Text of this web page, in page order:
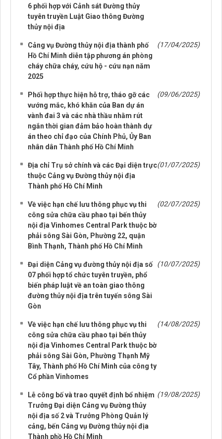
6 phối hợp với Cảnh sát Đường thủy
tuyên truyền Luật Giao thông Đường
thủy nội địa
Cảng vụ Đường thủy nội địa thành phố
Hồ Chí Minh diễn tập phương án phòng
cháy chữa cháy, cứu hộ - cứu nạn năm
2025
(17/04/2025)
Phối hợp thực hiện hỗ trợ, tháo gỡ các
vướng mắc, khó khăn của Ban dự án
vành đai 3 và các nhà thầu nhằm rút
ngắn thời gian đảm bảo hoàn thành dự
án theo chỉ đạo của Chính Phủ, Ủy Ban
nhân dân Thành phố Hồ Chí Minh
(09/06/2025)
Địa chỉ Trụ sở chính và các Đại diện trực
thuộc Cảng vụ Đường thủy nội địa
Thành phố Hồ Chí Minh
(01/07/2025)
Về việc hạn chế lưu thông phục vụ thi
công sửa chữa cầu phao tại bến thủy
nội địa Vinhomes Central Park thuộc bờ
phải sông Sài Gòn, Phường 22, quận
Bình Thạnh, Thành phố Hồ Chí Minh
(02/07/2025)
Đại diện Cảng vụ đường thủy nội địa số
07 phối hợp tổ chức tuyên truyền, phổ
biến pháp luật về an toàn giao thông
đường thủy nội địa trên tuyến sông Sài
Gòn
(10/07/2025)
Về việc hạn chế lưu thông phục vụ thi
công sửa chữa cầu phao tại bến thủy
nội địa Vinhomes Central Park thuộc bờ
phải sông Sài Gòn, Phường Thạnh Mỹ
Tây, Thành phố Hồ Chí Minh của công ty
Cổ phần Vinhomes
(14/08/2025)
Lễ công bố và trao quyết định bổ nhiệm
Trưởng Đại diện Cảng vụ Đường thủy
nội địa số 2 và Trưởng Phòng Quản lý
cảng, bến Cảng vụ Đường thủy nội địa
Thành phồ Hồ Chí Minh
(19/08/2025)